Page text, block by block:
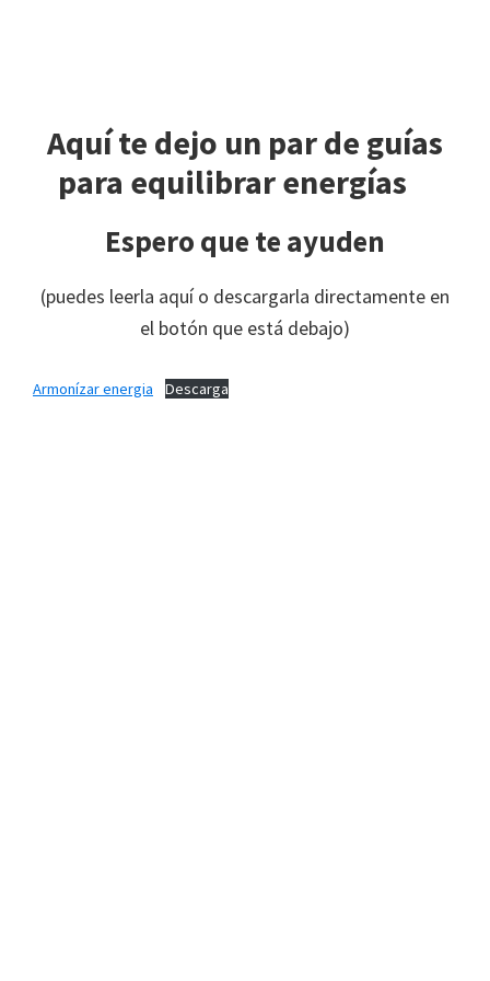
Aquí te dejo un par de guías
para equilibrar energías
Espero que te ayuden
(puedes leerla aquí o descargarla directamente en
el botón que está debajo)
Armonízar energia Descarga